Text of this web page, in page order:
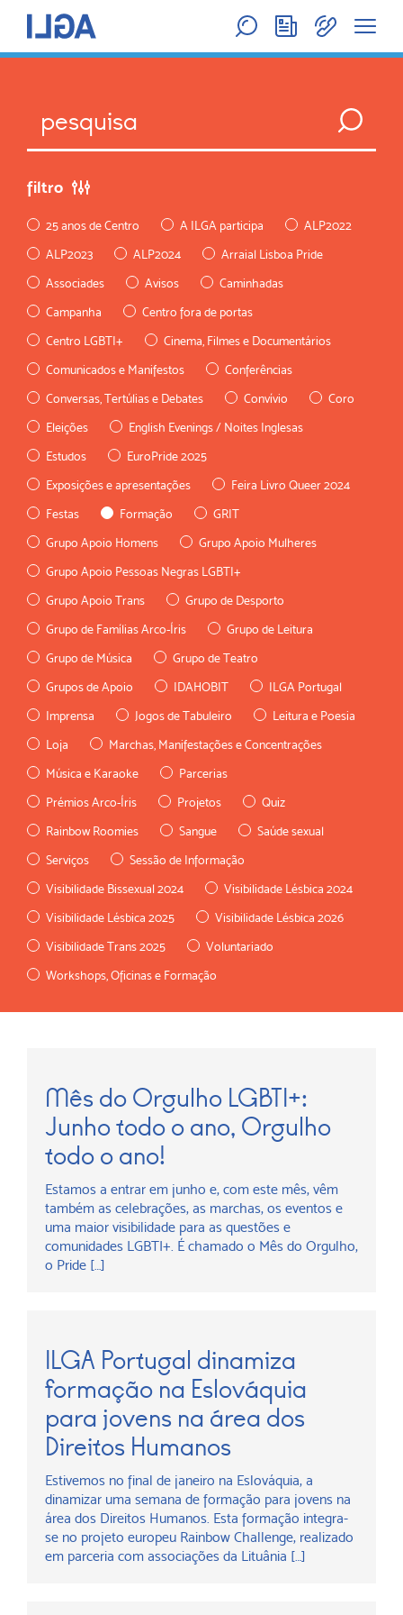
filtro
25 anos de Centro A ILGA participa
ALP2022
ALP2023
ALP2024
Arraial Lisboa Pride
Associades
Avisos
Caminhadas
Campanha
Centro fora de portas
Centro LGBTI+
Cinema, Filmes e Documentários
Comunicados e Manifestos
Conferências
Conversas, Tertúlias e Debates
Convívio
Coro
Eleições
English Evenings / Noites Inglesas
Estudos
EuroPride 2025
Exposições e apresentações
Feira Livro Queer 2024
Festas
Formação
GRIT
Grupo Apoio Homens
Grupo Apoio Mulheres
Grupo Apoio Pessoas Negras LGBTI+
Grupo Apoio Trans
Grupo de Desporto
Grupo de Famílias Arco-Íris
Grupo de Leitura
Grupo de Música
Grupo de Teatro
Grupos de Apoio
IDAHOBIT
ILGA Portugal
Imprensa
Jogos de Tabuleiro
Leitura e Poesia
Loja
Marchas, Manifestações e Concentrações
Música e Karaoke
Parcerias
Prémios Arco-Íris
Projetos
Quiz
Rainbow Roomies
Sangue
Saúde sexual
Serviços
Sessão de Informação
Visibilidade Bissexual 2024
Visibilidade Lésbica 2024
Visibilidade Lésbica 2025
Visibilidade Lésbica 2026
Visibilidade Trans 2025
Voluntariado
Workshops, Oficinas e Formação
Mês do Orgulho LGBTI+:
Junho todo o ano, Orgulho
todo o ano!
Estamos a entrar em junho e, com este mês, vêm
também as celebrações, as marchas, os eventos e
uma maior visibilidade para as questões e
comunidades LGBTI+. É chamado o Mês do Orgulho,
o Pride […]
ILGA Portugal dinamiza
formação na Eslováquia
para jovens na área dos
Direitos Humanos
Estivemos no final de janeiro na Eslováquia, a
dinamizar uma semana de formação para jovens na
área dos Direitos Humanos. Esta formação integra-
se no projeto europeu Rainbow Challenge, realizado
em parceria com associações da Lituânia […]